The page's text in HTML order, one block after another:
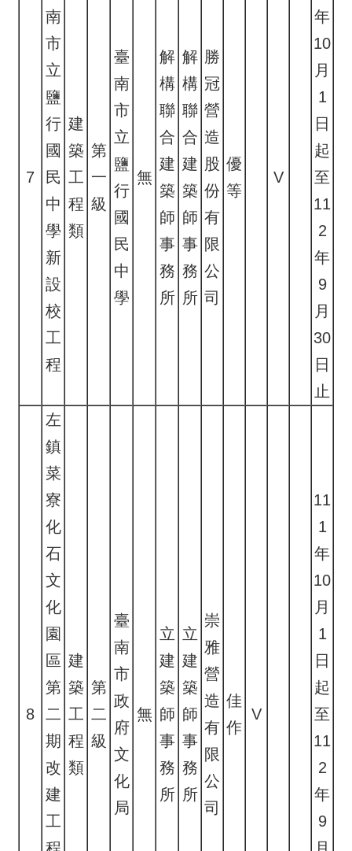
7
南
市
立
鹽
行
國
民
中
學
新
設
校
工
程
建
築
工
程
類
第
一
級
臺
南
市
立
鹽
行
國
民
中
學
無
解
構
聯
合
建
築
師
事
務
所
解
構
聯
合
建
築
師
事
務
所
勝
冠
營
造
股
份
有
限
公
司
優
等
V
年
10
月
1
日
起
至
11
2
年
9
月
30
日
止
8
左
鎮
菜
寮
化
石
文
化
園
區
第
二
期
改
建
工
建
築
工
程
類
第
二
級
臺
南
市
政
府
文
化
局
無
立
建
築
師
事
務
所
立
建
築
師
事
務
所
崇
雅
營
造
有
限
公
司
佳
作
V
11
1
年
10
月
1
日
起
至
11
2
年
9